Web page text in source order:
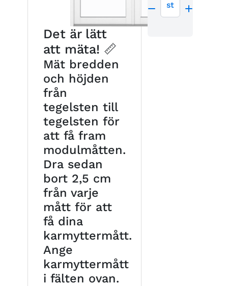
Det är lätt
att mäta! 📏
Mät bredden
och höjden
från
tegelsten till
tegelsten för
att få fram
modulmåtten.
Dra sedan
bort 2,5 cm
från varje
mått för att
få dina
karmyttermått.
Ange
karmyttermått
i fälten ovan.
st